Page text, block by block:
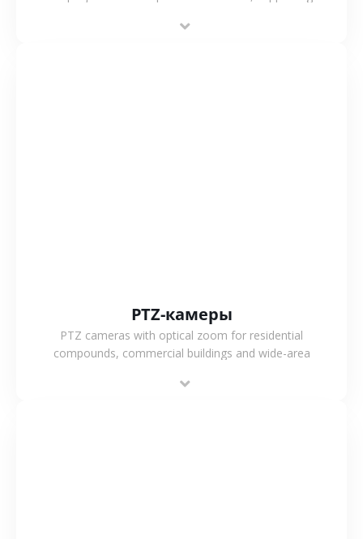
monitoring.
PTZ-камеры
PTZ cameras with optical zoom for residential
compounds, commercial buildings and wide-area
flexible coverage.